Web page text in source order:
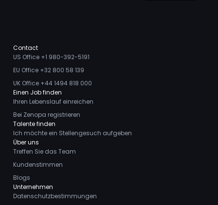
Contact
US Office +1 980-392-5191
EU Office +32 800 58 139
UK Office +44 1494 818 000
Einen Job finden
Ihren Lebenslauf einreichen
Bei Zenopa registrieren
Talente finden
Ich möchte ein Stellengesuch aufgeben
Über uns
Treffen Sie das Team
Kundenstimmen
Blogs
Unternehmen
Datenschutzbestimmungen